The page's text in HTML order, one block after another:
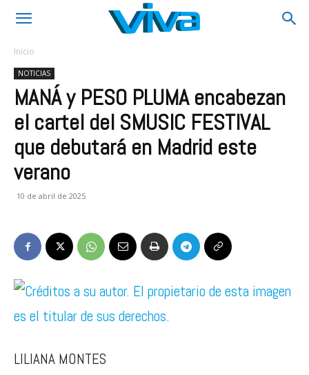
Inicio
NOTICIAS
MANÁ y PESO PLUMA encabezan
el cartel del SMUSIC FESTIVAL
que debutará en Madrid este
verano
10 de abril de 2025
LILIANA MONTES